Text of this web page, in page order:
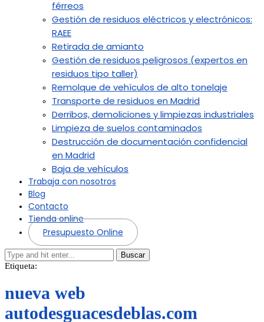
férreos
Gestión de residuos eléctricos y electrónicos:
RAEE
Retirada de amianto
Gestión de residuos peligrosos (expertos en
residuos tipo taller)
Remolque de vehículos de alto tonelaje
Transporte de residuos en Madrid
Derribos, demoliciones y limpiezas industriales
Limpieza de suelos contaminados
Destrucción de documentación confidencial
en Madrid
Baja de vehículos
Trabaja con nosotros
Blog
Contacto
Tienda online
Presupuesto Online
Buscar
Etiqueta:
nueva web
autodesguacesdeblas.com